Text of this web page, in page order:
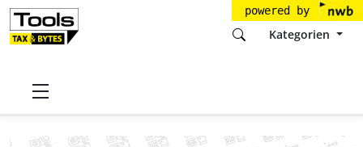
powered by
Kategorien
Startseite